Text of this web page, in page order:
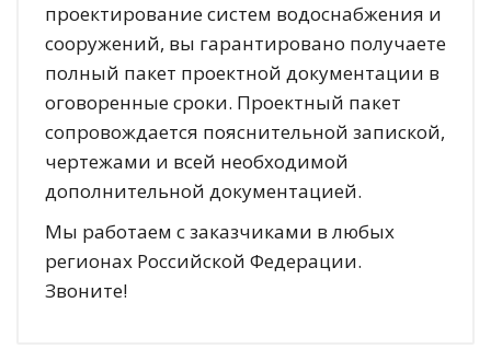
проектирование систем водоснабжения и
сооружений, вы гарантировано получаете
полный пакет проектной документации в
оговоренные сроки. Проектный пакет
сопровождается пояснительной запиской,
чертежами и всей необходимой
дополнительной документацией.
Мы работаем с заказчиками в любых
регионах Российской Федерации.
Звоните!